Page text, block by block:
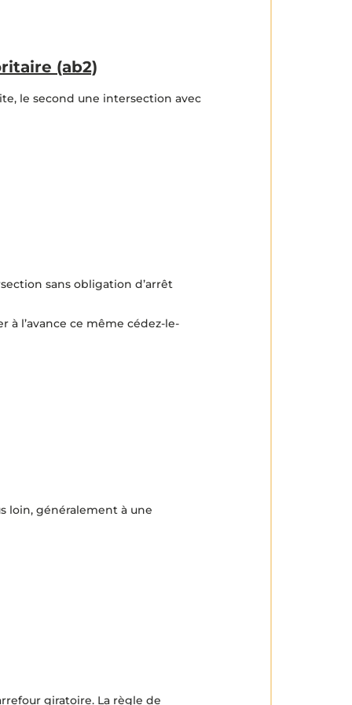
(ab2)
le second une intersection avec
sans obligation d’arrêt
à l’avance ce même cédez-le-
loin, généralement à une
giratoire. La règle de